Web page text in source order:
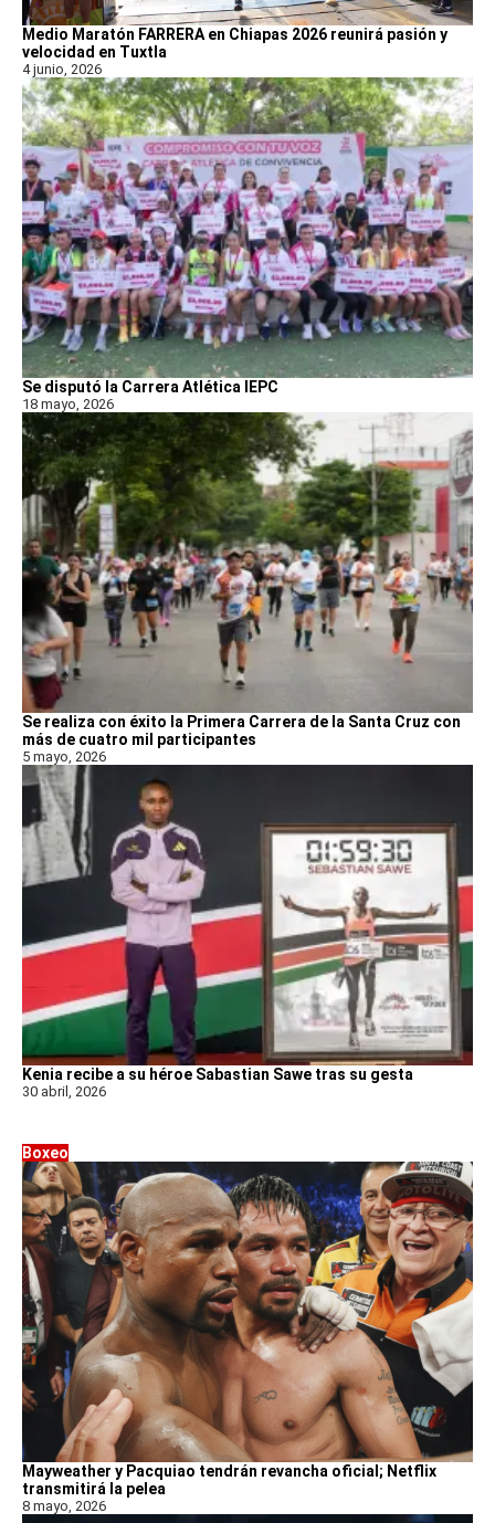
Medio Maratón FARRERA en Chiapas 2026 reunirá pasión y
velocidad en Tuxtla
4 junio, 2026
Se disputó la Carrera Atlética IEPC
18 mayo, 2026
Se realiza con éxito la Primera Carrera de la Santa Cruz con
más de cuatro mil participantes
5 mayo, 2026
Kenia recibe a su héroe Sabastian Sawe tras su gesta
30 abril, 2026
Boxeo
Mayweather y Pacquiao tendrán revancha oficial; Netflix
transmitirá la pelea
8 mayo, 2026